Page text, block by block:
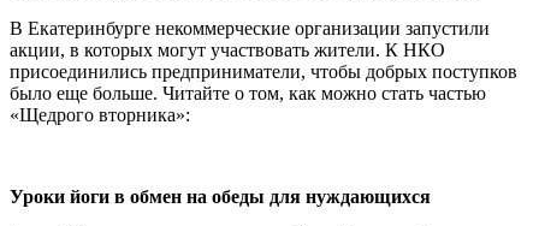
В Екатеринбурге некоммерческие организации запустили
акции, в которых могут участвовать жители. К НКО
присоединились предприниматели, чтобы добрых поступков
было еще больше. Читайте о том, как можно стать частью
«Щедрого вторника»:
Уроки йоги в обмен на обеды для нуждающихся